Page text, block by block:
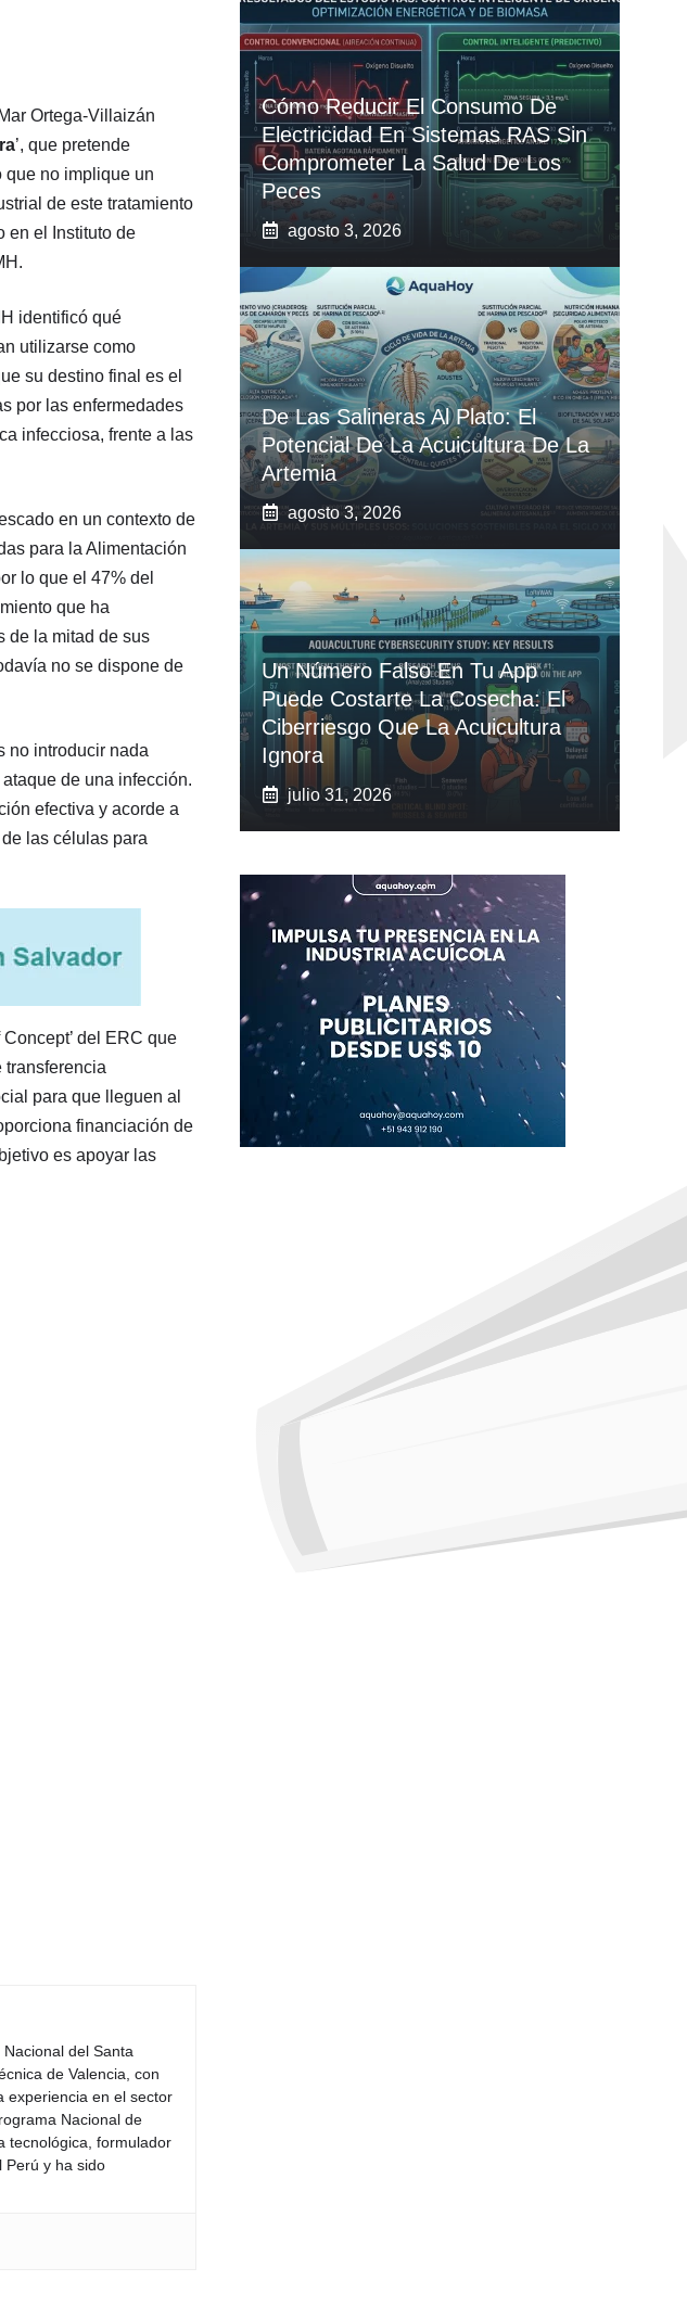
Ortega-Villaizán
’, que pretende
que no implique un
de este tratamiento
en el Instituto de
identificó qué
utilizarse como
su destino final es el
por las enfermedades
infecciosa, frente a las
en un contexto de
para la Alimentación
lo que el 47% del
que ha
de la mitad de sus
no se dispone de
no introducir nada
de una infección.
efectiva y acorde a
las células para
del ERC que
transferencia
para que lleguen al
financiación de
es apoyar las
del Santa
de Valencia, con
experiencia en el sector
Nacional de
tecnológica, formulador
Perú y ha sido
Cómo Reducir El Consumo De
Electricidad En Sistemas RAS Sin
Comprometer La Salud De Los
Peces
agosto 3, 2026
De Las Salineras Al Plato: El
Potencial De La Acuicultura De La
Artemia
agosto 3, 2026
Un Número Falso En Tu App
Puede Costarte La Cosecha: El
Ciberriesgo Que La Acuicultura
Ignora
julio 31, 2026